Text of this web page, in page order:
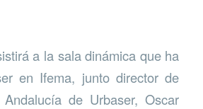
a la sala dinámica que ha
en Ifema, junto director de
de Urbaser, Oscar